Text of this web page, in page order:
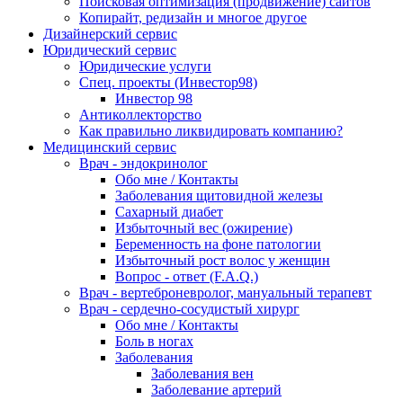
Копирайт, редизайн и многое другое
Дизайнерский сервис
Юридический сервис
Юридические услуги
Спец. проекты (Инвестор98)
Инвестор 98
Антиколлекторство
Как правильно ликвидировать компанию?
Медицинский сервис
Врач - эндокринолог
Обо мне / Контакты
Заболевания щитовидной железы
Сахарный диабет
Избыточный вес (ожирение)
Беременность на фоне патологии
Избыточный рост волос у женщин
Вопрос - ответ (F.A.Q.)
Врач - вертеброневролог, мануальный терапевт
Врач - сердечно-сосудистый хирург
Обо мне / Контакты
Боль в ногах
Заболевания
Заболевания вен
Заболевание артерий